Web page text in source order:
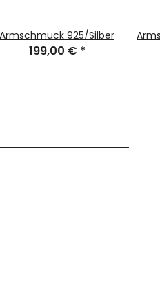
Armschmuck 925/Silber
199,00 € *